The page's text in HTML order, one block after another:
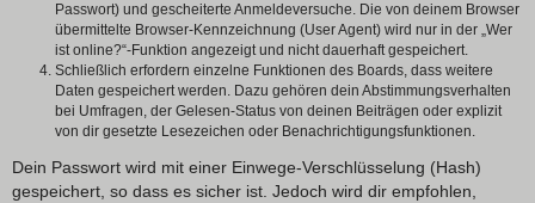
Passwort) und gescheiterte Anmeldeversuche. Die von deinem Browser
übermittelte Browser-Kennzeichnung (User Agent) wird nur in der „Wer
ist online?“-Funktion angezeigt und nicht dauerhaft gespeichert.
Schließlich erfordern einzelne Funktionen des Boards, dass weitere
Daten gespeichert werden. Dazu gehören dein Abstimmungsverhalten
bei Umfragen, der Gelesen-Status von deinen Beiträgen oder explizit
von dir gesetzte Lesezeichen oder Benachrichtigungsfunktionen.
Dein Passwort wird mit einer Einwege-Verschlüsselung (Hash)
gespeichert, so dass es sicher ist. Jedoch wird dir empfohlen,